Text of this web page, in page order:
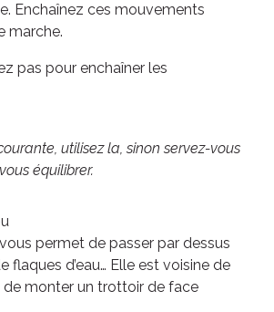
Enchaînez ces mouvements
marche.
pas pour enchaîner les
utilisez la, sinon servez-vous
équilibrer.
permet de passer par dessus
flaques d’eau… Elle est voisine de
monter un trottoir de face